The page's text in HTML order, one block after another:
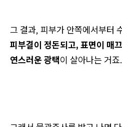
그 결과, 피부가 안쪽에서부터
피부결이 정돈되고, 표면이 매
연스러운 광택이 살아나는 거죠.